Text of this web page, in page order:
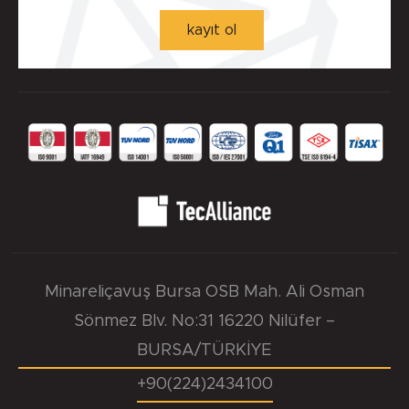
Ra=1,6÷6,3µm, Rz=10÷20µm, Rmax=25µm
kayıt ol
Minareliçavuş Bursa OSB Mah. Ali Osman
Sönmez Blv. No:31 16220 Nilüfer –
BURSA/TÜRKİYE
+90(224)2434100